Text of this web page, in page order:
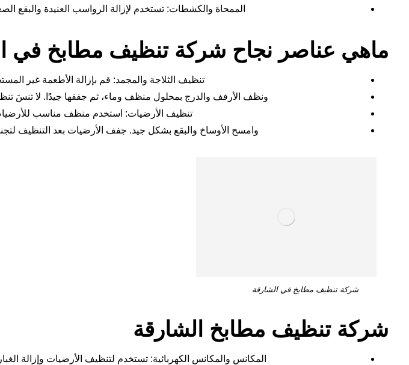
الممحاة والكشطات: تستخدم لإزالة الرواسب العنيدة والبقع
ماهي عناصر نجاح شركة تنظيف مطابخ في
تنظيف الثلاجة والمجمد: قم بإزالة الأطعمة غير
ونظف الأرفف والدرج بمحلول منظف وماء، ثم جففها جيدًا. لا تنسَ
تنظيف الأرضيات: استخدم منظف مناسب
وامسح الأوساخ والبقع بشكل جيد. جفف الأرضيات بعد التنظيف
شركة تنظيف مطابخ في الشارقة
شركة تنظيف مطابخ الشارقة
المكانس والمكانس الكهربائية: تستخدم لتنظيف الأرضيات وإزالة